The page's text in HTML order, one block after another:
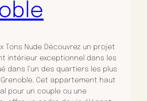
Tons Nude Découvrez un projet
intérieur exceptionnel dans les
dans l’un des quartiers les plus
Cet appartement haut
pour un couple ou une